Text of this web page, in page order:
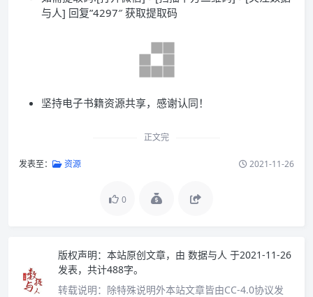
与人] 回复”4297″ 获取提取码
坚持电子书籍资源共享，感谢认同！
正文完
发表至： 资源 2021-11-26
0
版权声明： 本站原创文章，由 数据与人 于2021-11-26
发表，共计488字。
转载说明： 除特殊说明外本站文章皆由CC-4.0协议发